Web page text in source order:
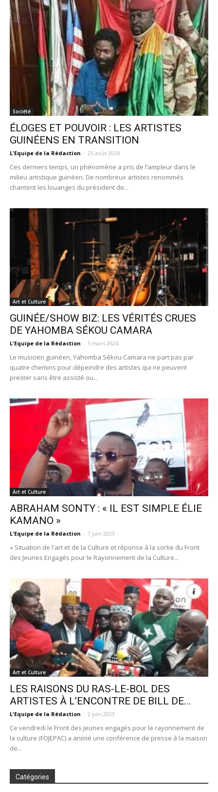
Société
ÉLOGES ET POUVOIR : LES ARTISTES
GUINÉENS EN TRANSITION
L'Equipe de la Rédaction - 25 août 2024
Ces derniers temps, un phénomène a pris de l’ampleur dans le
milieu artistique guinéen. De nombreux artistes renommés
chantent les louanges du président de...
Art et Culture
GUINÉE/SHOW BIZ: LES VÉRITÉS CRUES
DE YAHOMBA SÉKOU CAMARA
L'Equipe de la Rédaction - 5 mars 2024
Le musicien guinéen, Yahomba Sékou Camara ne part pas par
quatre chemins pour dépeindre des artistes qui ne peuvent
prester sans être assisté ou...
Art et Culture
ABRAHAM SONTY : « IL EST SIMPLE ÉLIE
KAMANO »
L'Equipe de la Rédaction - 7 juin 2023
« Situation de l'art et de la Culture et réponse à la sortie du Front
des Jeunes Engagés pour le Rayonnement de la Culture...
Art et Culture
LES RAISONS DU RAS-LE-BOL DES
ARTISTES À L’ENCONTRE DE BILL DE...
L'Equipe de la Rédaction - 2 juin 2023
Ce vendredi le Front des jeunes engagés pour le rayonnement de
la culture (FOJEPAC) a animé une conférence de presse à la maison
de...
Catégories